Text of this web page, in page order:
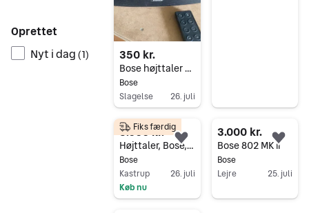
Oprettet
Nyt i dag (1) 350 kr.
Bose højttaler med fjernbetjening sort
Bose
Slagelse
26. juli
3.000 kr.
Højttaler, Bose, 700 soundbar
Bose
Kastrup
26. juli
Køb nu
Fiks færdig
Føj til favoritter.
3.000 kr.
Bose 802 MK ii
Bose
Lejre
25. juli
Gå til annoncen